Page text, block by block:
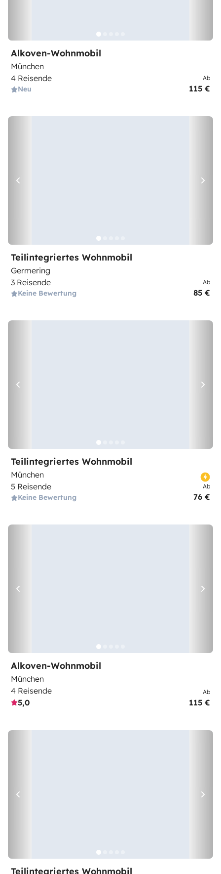
Alkoven-Wohnmobil
München
4 Reisende
Neu
Ab
115 €
Teilintegriertes Wohnmobil
Germering
3 Reisende
Keine Bewertung
Ab
85 €
Teilintegriertes Wohnmobil
München
5 Reisende
Keine Bewertung
Ab
76 €
Alkoven-Wohnmobil
München
4 Reisende
5,0
Ab
115 €
Teilintegriertes Wohnmobil